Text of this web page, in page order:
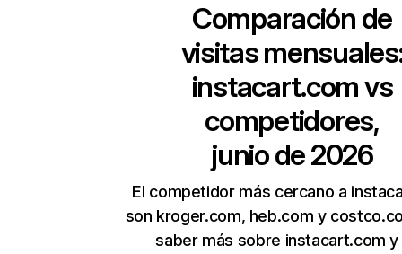
Comparación de
visitas
instacart.comvs
competidores,
junio de 2026
El competidor más cercano a
son kroger.com, heb.com y
saber más sobre instacart.com y